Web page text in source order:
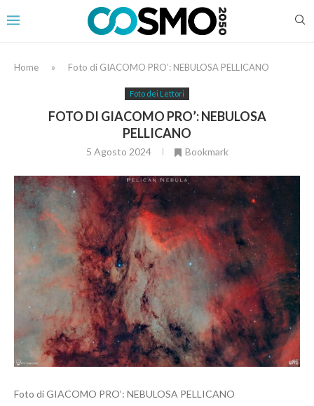
Home » Foto di GIACOMO PRO’: NEBULOSA PELLICANO
Foto dei Lettori
FOTO DI GIACOMO PRO’: NEBULOSA
PELLICANO
5 Agosto 2024 Bookmark
Foto di GIACOMO PRO’: NEBULOSA PELLICANO